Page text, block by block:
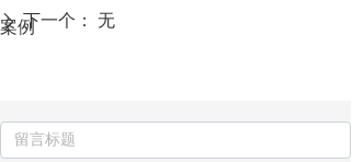
案例
ꄲ 下一个： 无